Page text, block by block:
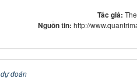
Tác giả:
Nguồn tin:http://
dự đoán